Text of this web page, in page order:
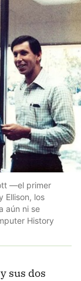
—el primer
Ellison, los
aún ni se
History
sus dos